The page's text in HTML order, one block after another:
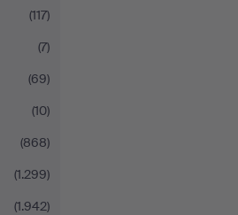
(117)
(7)
(69)
(10)
(868)
(1.299)
(1.942)